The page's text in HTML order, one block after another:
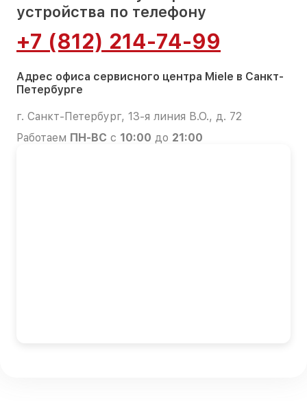
устройства по телефону
+7 (812) 214-74-99
Адрес офиса сервисного центра Miele в Санкт-
Петербурге
г. Санкт-Петербург, 13-я линия В.О., д. 72
Работаем ПН-ВС с 10:00 до 21:00